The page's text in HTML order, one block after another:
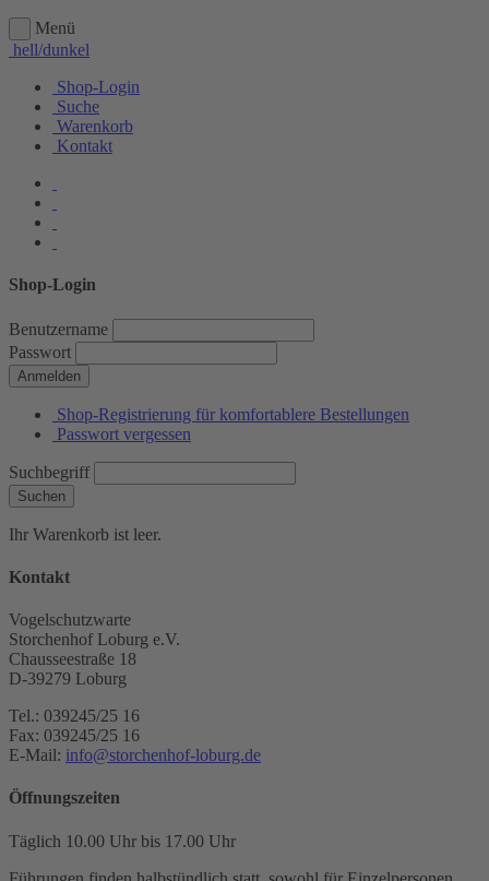
Menü
hell/dunkel
Shop-Login
Suche
Warenkorb
Kontakt
Shop-Login
Benutzername
Passwort
Anmelden
Shop-Registrierung für komfortablere Bestellungen
Passwort vergessen
Suchbegriff
Suchen
Ihr Warenkorb ist leer.
Kontakt
Vogelschutzwarte
Storchenhof Loburg e.V.
Chausseestraße 18
D-39279 Loburg
Tel.: 039245/25 16
Fax: 039245/25 16
E-Mail: info@storchenhof-loburg.de
Öffnungszeiten
Täglich 10.00 Uhr bis 17.00 Uhr